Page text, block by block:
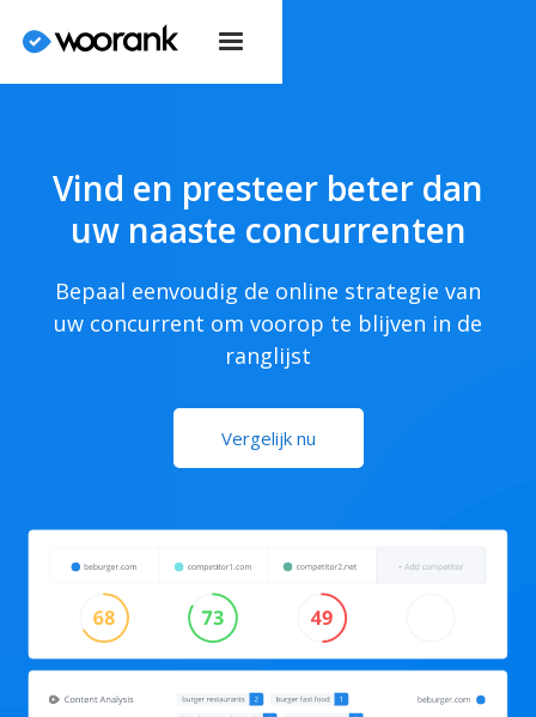
Vind en presteer beter dan
uw naaste concurrenten
Bepaal eenvoudig de online strategie van
uw concurrent om voorop te blijven in de
ranglijst
Vergelijk nu